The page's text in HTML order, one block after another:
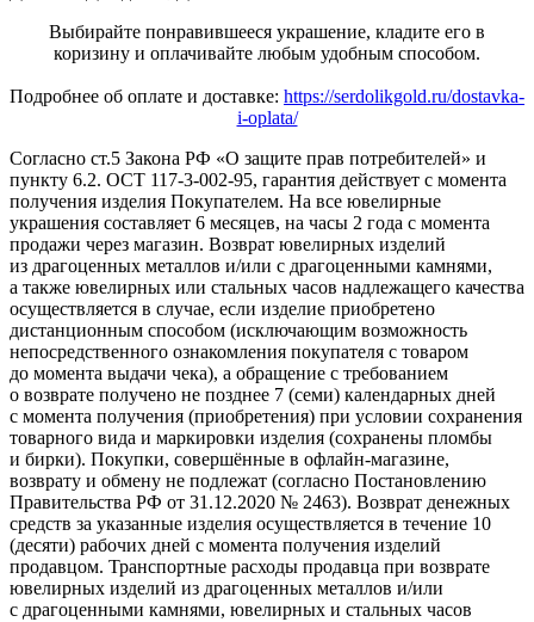
Выбирайте понравившееся украшение, кладите его в
коризину и оплачивайте любым удобным способом.
Подробнее об оплате и доставке: https://serdolikgold.ru/dostavka-
i-oplata/
Согласно ст.5 Закона РФ «О защите прав потребителей» и
пункту 6.2. ОСТ 117-3-002-95, гарантия действует с момента
получения изделия Покупателем. На все ювелирные
украшения составляет 6 месяцев, на часы 2 года с момента
продажи через магазин. Возврат ювелирных изделий
из драгоценных металлов и/или с драгоценными камнями,
а также ювелирных или стальных часов надлежащего качества
осуществляется в случае, если изделие приобретено
дистанционным способом (исключающим возможность
непосредственного ознакомления покупателя с товаром
до момента выдачи чека), а обращение с требованием
о возврате получено не позднее 7 (семи) календарных дней
с момента получения (приобретения) при условии сохранения
товарного вида и маркировки изделия (сохранены пломбы
и бирки). Покупки, совершённые в офлайн-магазине,
возврату и обмену не подлежат (согласно Постановлению
Правительства РФ от 31.12.2020 № 2463). Возврат денежных
средств за указанные изделия осуществляется в течение 10
(десяти) рабочих дней с момента получения изделий
продавцом. Транспортные расходы продавца при возврате
ювелирных изделий из драгоценных металлов и/или
с драгоценными камнями, ювелирных и стальных часов